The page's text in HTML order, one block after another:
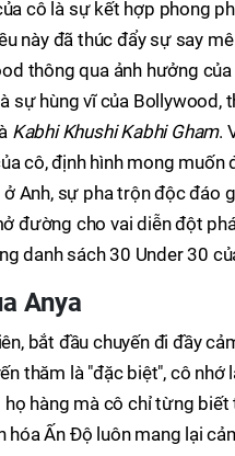
cô là sự kết hợp phong
này đã thúc đẩy sự say
thông qua ảnh hưởng
sự hùng vĩ của Bollywood,
Kabhi Khushi Kabhi Gham.
cô, định hình mong
Anh, sự pha trộn độc đáo
đường cho vai diễn đột
danh sách 30 Under 30
Anya
bắt đầu chuyến đi đầy
thăm là "đặc biệt", cô
hàng mà cô chỉ từng
hóa Ấn Độ luôn mang lại